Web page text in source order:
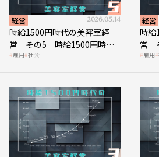
経営 2026.05.14
時給1500円時代の美容室経
営 その5｜時給1500円時代
の到来は美容業の収益構造を
雇用 社会
経営
時給
営
上に
雇用